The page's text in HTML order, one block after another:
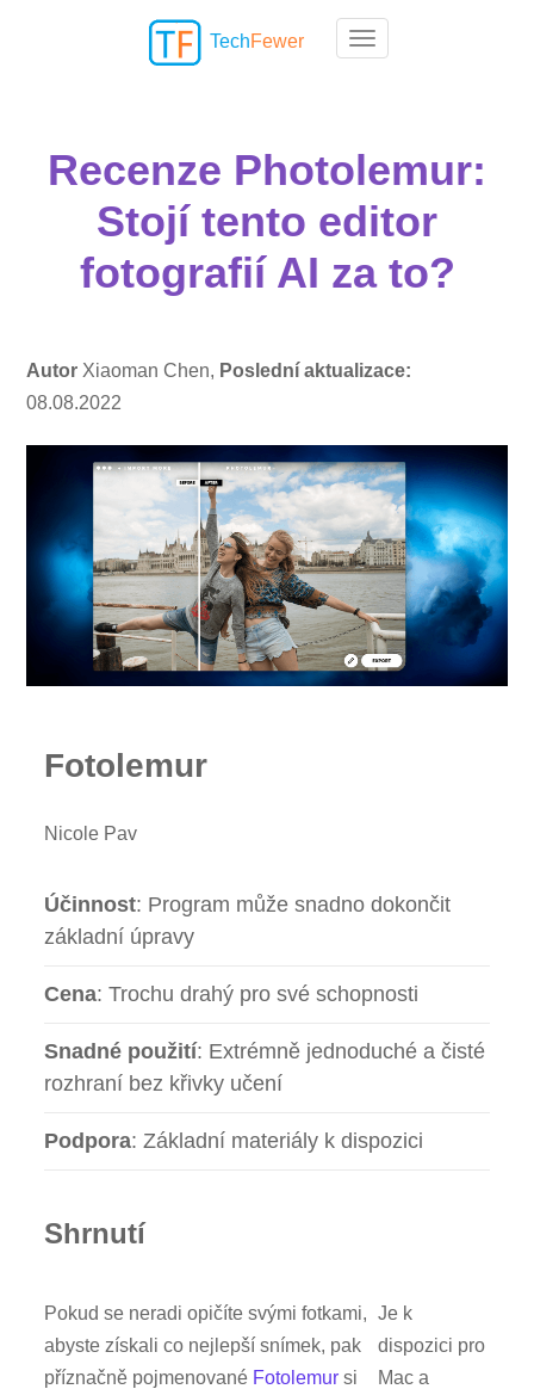
Toggle navigation
TechFewer
Recenze Photolemur:
Stojí tento editor
fotografií AI za to?
Autor Xiaoman Chen, Poslední aktualizace:
08.08.2022
Fotolemur
Nicole Pav
Účinnost: Program může snadno dokončit
základní úpravy
Cena: Trochu drahý pro své schopnosti
Snadné použití: Extrémně jednoduché a čisté
rozhraní bez křivky učení
Podpora: Základní materiály k dispozici
Shrnutí
Pokud se neradi opičíte svými fotkami,
abyste získali co nejlepší snímek, pak
příznačně pojmenované Fotolemur si
Je k
dispozici pro
Mac a